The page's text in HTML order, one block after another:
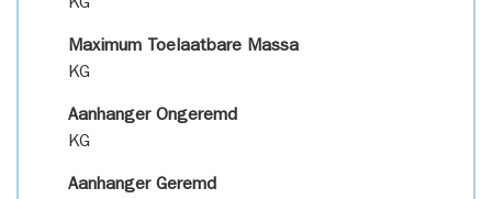
KG
Maximum Toelaatbare Massa
KG
Aanhanger Ongeremd
KG
Aanhanger Geremd